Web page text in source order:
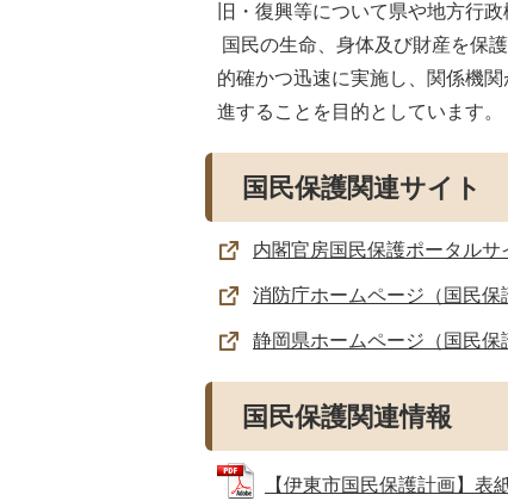
旧・復興等について県や地方行
国民の生命、身体及び財産を保
的確かつ迅速に実施し、関係機
進することを目的としています。
国民保護関連サイト
内閣官房国民保護ポータルサ
消防庁ホームページ（国民保
静岡県ホームページ（国民保
国民保護関連情報
【伊東市国民保護計画】表